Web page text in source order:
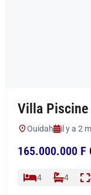
Villa Piscine
Ouidah il y a 2
165.000.000 F
4 4